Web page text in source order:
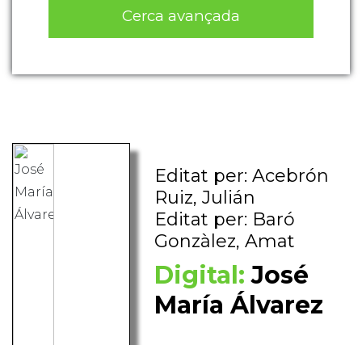
Cerca avançada
Editat per: Acebrón
Ruiz, Julián
Editat per: Baró
Gonzàlez, Amat
Digital: José
María Álvarez